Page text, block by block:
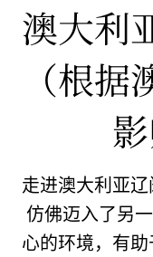
澳大利
（根
走进澳大利亚
仿佛迈入了另
心的环境，有